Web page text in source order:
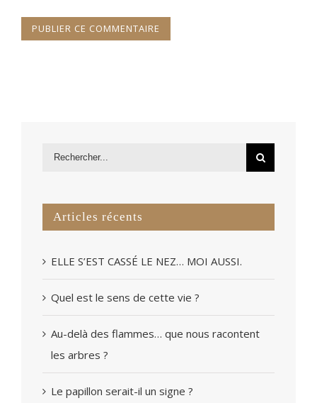
Articles récents
ELLE S’EST CASSÉ LE NEZ… MOI AUSSI.
Quel est le sens de cette vie ?
Au-delà des flammes… que nous racontent
les arbres ?
Le papillon serait-il un signe ?